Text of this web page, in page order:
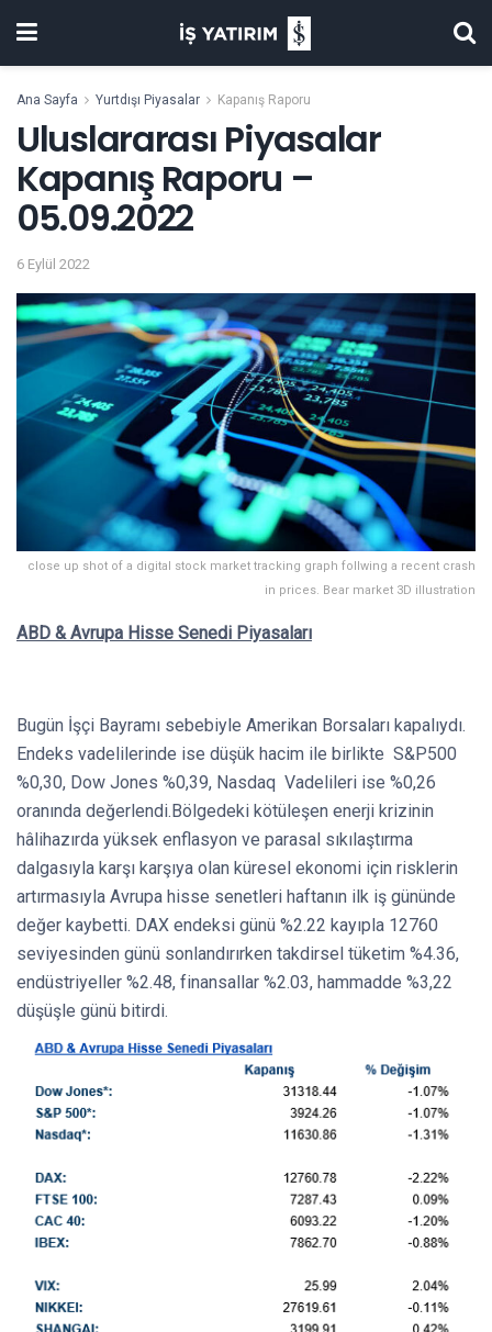
Ana Sayfa Yurtdışı Piyasalar Kapanış Raporu
Uluslararası Piyasalar
Kapanış Raporu –
05.09.2022
6 Eylül 2022
close up shot of a digital stock market tracking graph follwing a recent crash
in prices. Bear market 3D illustration
ABD & Avrupa Hisse Senedi Piyasaları
Bugün İşçi Bayramı sebebiyle Amerikan Borsaları kapalıydı.
Endeks vadelilerinde ise düşük hacim ile birlikte S&P500
%0,30, Dow Jones %0,39, Nasdaq Vadelileri ise %0,26
oranında değerlendi.Bölgedeki kötüleşen enerji krizinin
hâlihazırda yüksek enflasyon ve parasal sıkılaştırma
dalgasıyla karşı karşıya olan küresel ekonomi için risklerin
artırmasıyla Avrupa hisse senetleri haftanın ilk iş gününde
değer kaybetti. DAX endeksi günü %2.22 kayıpla 12760
seviyesinden günü sonlandırırken takdirsel tüketim %4.36,
endüstriyeller %2.48, finansallar %2.03, hammadde %3,22
düşüşle günü bitirdi.